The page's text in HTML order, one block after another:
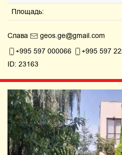
Площадь:
Слава
geos.ge@gmail.com
+995 597 000066
+995 597
ID: 23163